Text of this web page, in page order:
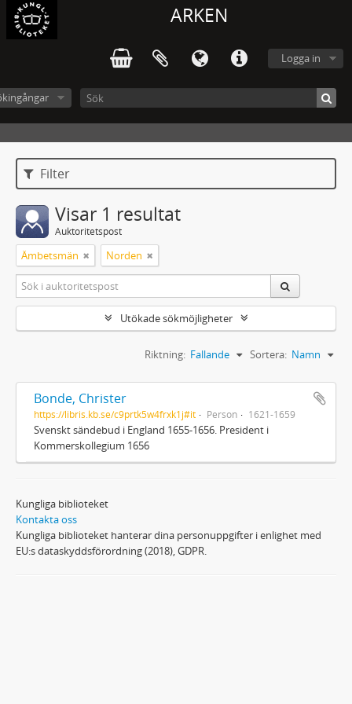
ARKEN
Logga in
Filter
Visar 1 resultat
Auktoritetspost
Ämbetsmän Norden
Utökade sökmöjligheter
Sortera: Namn
Riktning: Fallande
Bonde, Christer
https://libris.kb.se/c9prtk5w4frxk1j#it Person 1621-1659
Svenskt sändebud i England 1655-1656. President i
Kommerskollegium 1656
Kungliga biblioteket
Kontakta oss
Kungliga biblioteket hanterar dina personuppgifter i enlighet med
EU:s dataskyddsförordning (2018), GDPR.